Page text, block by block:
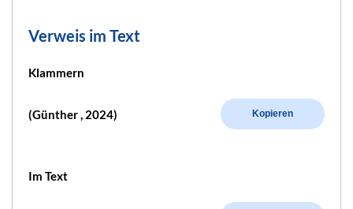
Verweis im Text
Klammern
(Günther , 2024) Kopieren
Im Text